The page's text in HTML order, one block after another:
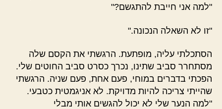
"למה אני חייבת להתגשם?"
"זו לא השאלה הנכונה."
הסתכלתי עליה, מופתעת. הרגשתי את הקסם שלה
מסתחרר סביב שתינו, נכרך כסרט סביב החוטים שלי.
הפכתי בדברים במוחי, פעם אחת, פעם שניה. הרגשתי
שהייתי צריכה להיות מדויקת. לא אניגמטית כטבעי.
"למה הנער שלי לא יכול להגשים אותי מבלי